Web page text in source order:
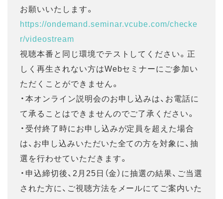
お願いいたします。
https://ondemand.seminar.vcube.com/checke
r/videostream
視聴本番と同じ環境でテストしてください。正
しく再生されない方はWebセミナーにご参加い
ただくことができません。
・本オンライン説明会のお申し込みは、お電話に
て承ることはできませんのでご了承ください。
・受付終了時にお申し込みが定員を超えた場合
は、お申し込みいただいた全ての方を対象に、抽
選を行わせていただきます。
・申込締切後、2月25日（金）に抽選の結果、ご当選
された方に、ご視聴方法をメールにてご案内いた